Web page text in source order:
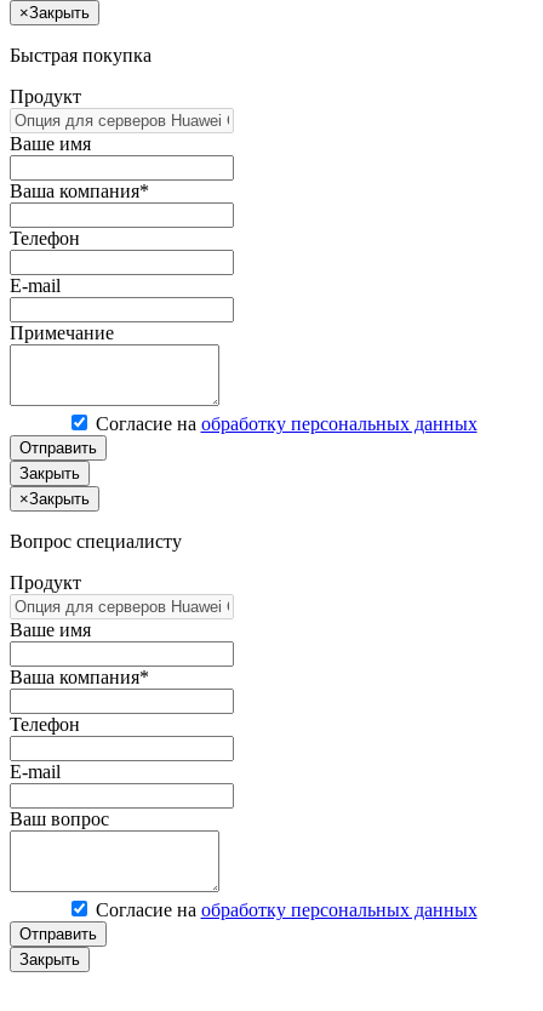
×Закрыть
Быстрая покупка
Продукт
Ваше имя
Ваша компания*
Телефон
E-mail
Примечание
Согласие на обработку персональных данных
Отправить
Закрыть
×Закрыть
Вопрос специалисту
Продукт
Ваше имя
Ваша компания*
Телефон
E-mail
Ваш вопрос
Согласие на обработку персональных данных
Отправить
Закрыть